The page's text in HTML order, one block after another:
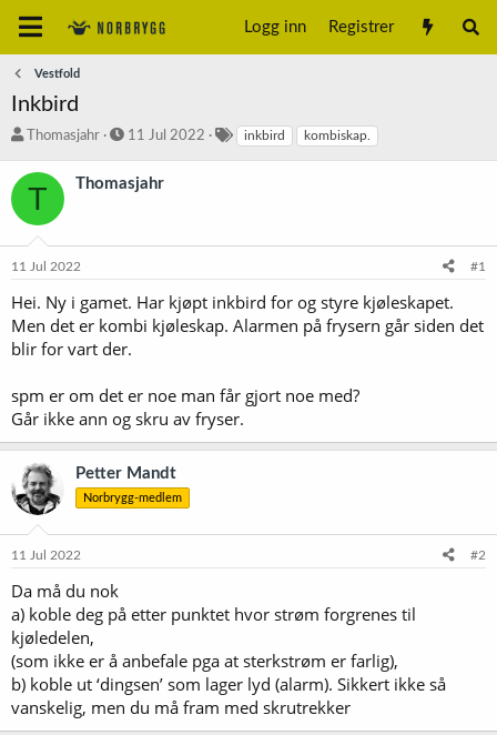
Logg inn Registrer
Vestfold
Inkbird
T
å
d
r
e
r
Thomasjahr
S
r
11 Jul 2022 inkbird kombiskap.
T Thomasjahr
11 Jul 2022 #1
Hei. Ny i gamet. Har kjøpt inkbird for og styre kjøleskapet.
Men det er kombi kjøleskap. Alarmen på frysern går siden det
blir for vart der.
spm er om det er noe man får gjort noe med?
Går ikke ann og skru av fryser.
Petter Mandt
Norbrygg-medlem
11 Jul 2022 #2
Da må du nok
a) koble deg på etter punktet hvor strøm forgrenes til
kjøledelen,
(som ikke er å anbefale pga at sterkstrøm er farlig),
b) koble ut ‘dingsen’ som lager lyd (alarm). Sikkert ikke så
vanskelig, men du må fram med skrutrekker